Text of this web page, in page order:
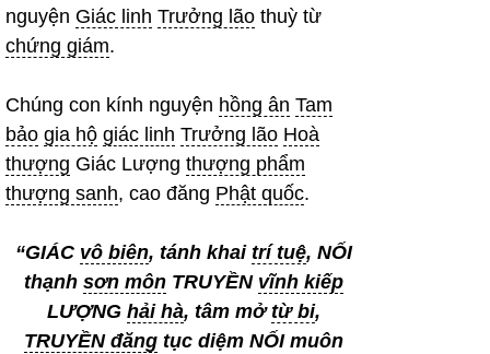
nguyện Giác linh Trưởng lão thuỳ từ
chứng giám.
Chúng con kính nguyện hồng ân Tam
bảo gia hộ giác linh Trưởng lão Hoà
thượng Giác Lượng thượng phẩm
thượng sanh, cao đăng Phật quốc.
“GIÁC vô biên, tánh khai trí tuệ, NỐI
thạnh sơn môn TRUYỀN vĩnh kiếp
LƯỢNG hải hà, tâm mởtừ bi,
TRUYỀN đăng tục diệm NỐI muôn